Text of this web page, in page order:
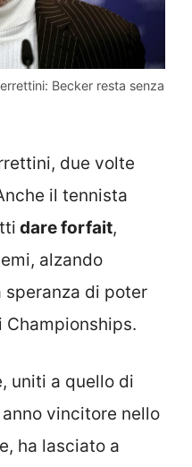
Becker resta senza
due volte
il tennista
dare forfait,
alzando
speranza di poter
uniti a quello di
vincitore nello
ha lasciato a